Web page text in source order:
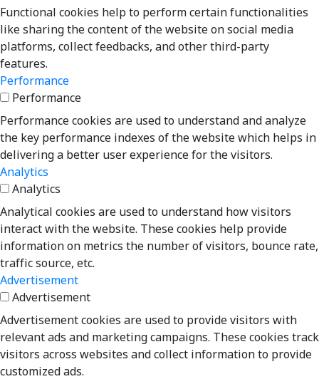
Functional cookies help to perform certain functionalities
like sharing the content of the website on social media
platforms, collect feedbacks, and other third-party
features.
Performance
Performance
Performance cookies are used to understand and analyze
the key performance indexes of the website which helps in
delivering a better user experience for the visitors.
Analytics
Analytics
Analytical cookies are used to understand how visitors
interact with the website. These cookies help provide
information on metrics the number of visitors, bounce rate,
traffic source, etc.
Advertisement
Advertisement
Advertisement cookies are used to provide visitors with
relevant ads and marketing campaigns. These cookies track
visitors across websites and collect information to provide
customized ads.